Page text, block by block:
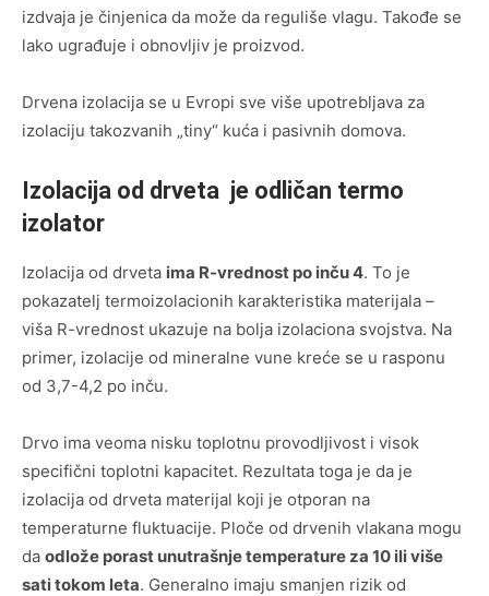
izdvaja je činjenica da može da reguliše vlagu. Takođe se
lako ugrađuje i obnovljiv je proizvod.
Drvena izolacija se u Evropi sve više upotrebljava za
izolaciju takozvanih „tiny“ kuća i pasivnih domova.
Izolacija od drveta je odličan termo
izolator
Izolacija od drveta ima R-vrednost po inču 4. To je
pokazatelj termoizolacionih karakteristika materijala –
viša R-vrednost ukazuje na bolja izolaciona svojstva. Na
primer, izolacije od mineralne vune kreće se u rasponu
od 3,7-4,2 po inču.
Drvo ima veoma nisku toplotnu provodljivost i visok
specifični toplotni kapacitet. Rezultata toga je da je
izolacija od drveta materijal koji je otporan na
temperaturne fluktuacije. Ploče od drvenih vlakana mogu
da odlože porast unutrašnje temperature za 10 ili više
sati tokom leta. Generalno imaju smanjen rizik od